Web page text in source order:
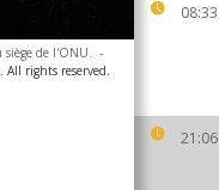
08:33
21:06
siège de l'ONU. -
All rights reserved.